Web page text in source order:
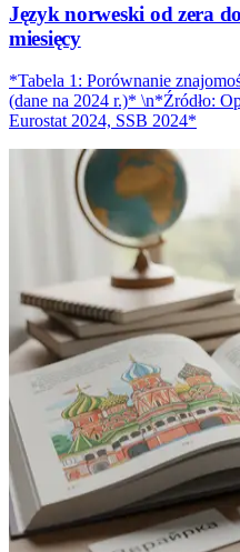
Język norweski od zera
miesięcy
*Tabela 1: Porównanie
(dane na 2024 r.)* \n*Źródło:
Eurostat 2024, SSB 2024*